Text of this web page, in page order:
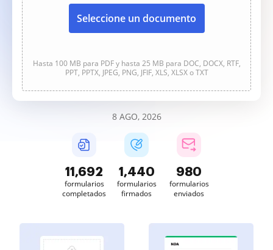
Seleccione un documento
Hasta 100 MB para PDF y hasta 25 MB para DOC, DOCX, RTF,
PPT, PPTX, JPEG, PNG, JFIF, XLS, XLSX o TXT
8 AGO, 2026
11,692
formularios
completados
1,440
formularios
firmados
981
formularios
enviados